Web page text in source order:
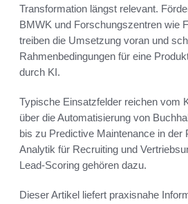
Transformation längst relevant.
BMWK und Forschungszentren wie
treiben die Umsetzung voran und
Rahmenbedingungen für eine
durch KI.
Typische Einsatzfelder reichen vom
über die Automatisierung von
bis zu Predictive Maintenance in der
Analytik für Recruiting und
Lead-Scoring gehören dazu.
Dieser Artikel liefert praxisnahe